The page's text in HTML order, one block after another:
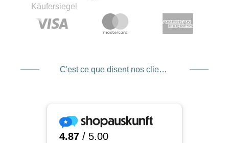
C'est ce que disent nos clients